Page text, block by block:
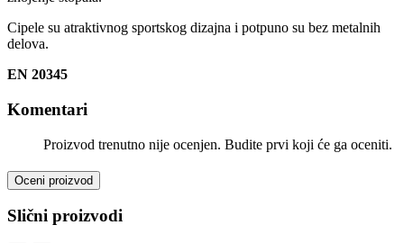
Cipele su atraktivnog sportskog dizajna i potpuno su bez metalnih
delova.
EN 20345
Komentari
Proizvod trenutno nije ocenjen. Budite prvi koji će ga oceniti.
Oceni proizvod
Slični proizvodi